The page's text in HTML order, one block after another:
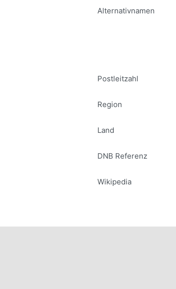
Alternativnamen
Postleitzahl
Region
Land
DNB Referenz
Wikipedia